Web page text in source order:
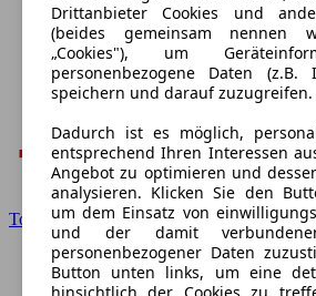
Toyota
Drittanbieter Cookies und
(beides gemeinsam nennen
„Cookies"), um
personenbezogene Daten (z.B.
speichern und darauf zuzugreifen.
Dadurch ist es möglich,
entsprechend Ihren Interessen
Angebot zu optimieren und
analysieren. Klicken Sie den
um dem Einsatz von
und der damit
personenbezogener Daten
Button unten links, um eine